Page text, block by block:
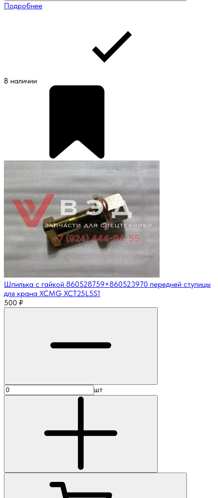
Подробнее
В наличии
Шпилька с гайкой 860528759+860523970 передней ступицы
для крана XCMG XCT25L5S1
500 ₽
шт